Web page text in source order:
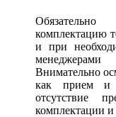
комплектацию
и при
Внимательно
как прием и
отсутствие
комплектации и